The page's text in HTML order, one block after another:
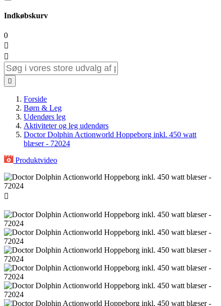
Indkøbskurv
0



Forside
Børn & Leg
Udendørs leg
Aktiviteter og leg udendørs
Doctor Dolphin Actionworld Hoppeborg inkl. 450 watt
blæser - 72024
Produktvideo
